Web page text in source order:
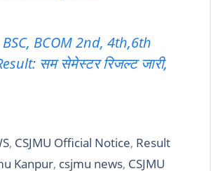
BSC, BCOM 2nd, 4th,6th
सम सेमेस्टर रिजल्ट जारी,
, CSJMU Official Notice, Result
Kanpur, csjmu news, CSJMU